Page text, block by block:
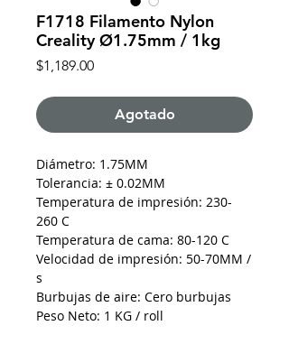
F1718 Filamento Nylon
Creality Ø1.75mm / 1kg
$1,189.00Precio
Agotado
Diámetro: 1.75MM
Tolerancia: ± 0.02MM
Temperatura de impresión: 230-
260 C
Temperatura de cama: 80-120 C
Velocidad de impresión: 50-70MM /
s
Burbujas de aire: Cero burbujas
Peso Neto: 1 KG / roll